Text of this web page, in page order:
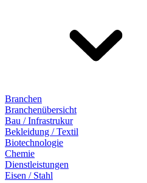
Branchen
Branchenübersicht
Bau / Infrastrukur
Bekleidung / Textil
Biotechnologie
Chemie
Dienstleistungen
Eisen / Stahl